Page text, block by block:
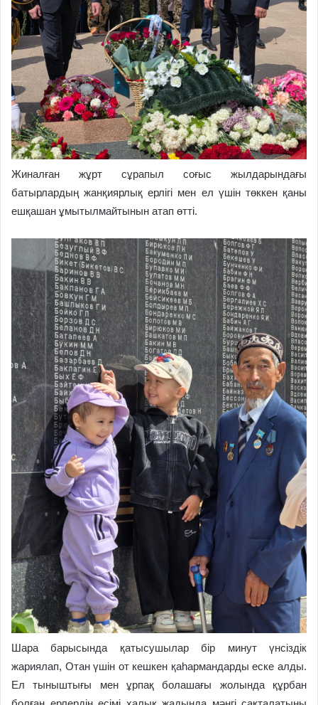
Жиналған жұрт сұрапыл соғыс жылдарындағы
батырлардың жанқиярлық ерлігі мен ел үшін төккен қаны
ешқашан ұмытылмайтынын атап өтті.
Шара барысында қатысушылар бір минут үнсіздік
жариялап, Отан үшін от кешкен қаһармандарды еске алды.
Ел тыныштығы мен ұрпақ болашағы жолында құрбан